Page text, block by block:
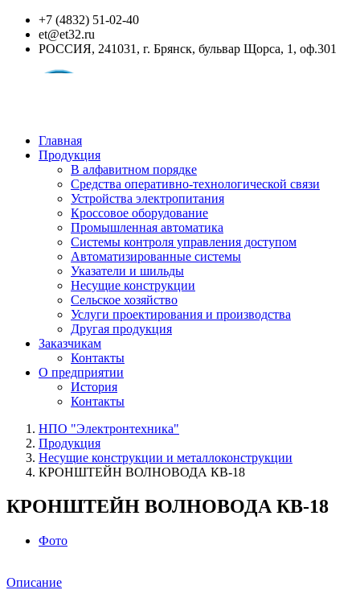
+7 (4832) 51-02-40
et@et32.ru
РОССИЯ, 241031, г. Брянск, бульвар Щорса, 1, оф.301
Главная
Продукция
В алфавитном порядке
Средства оперативно-технологической связи
Устройства электропитания
Кроссовое оборудование
Промышленная автоматика
Системы контроля управления доступом
Автоматизированные системы
Указатели и шильды
Несущие конструкции
Сельское хозяйство
Услуги проектирования и производства
Другая продукция
Заказчикам
Контакты
О предприятии
История
Контакты
НПО "Электронтехника"
Продукция
Несущие конструкции и металлоконструкции
КРОНШТЕЙН ВОЛНОВОДА КВ-18
КРОНШТЕЙН ВОЛНОВОДА КВ-18
Фото
Описание